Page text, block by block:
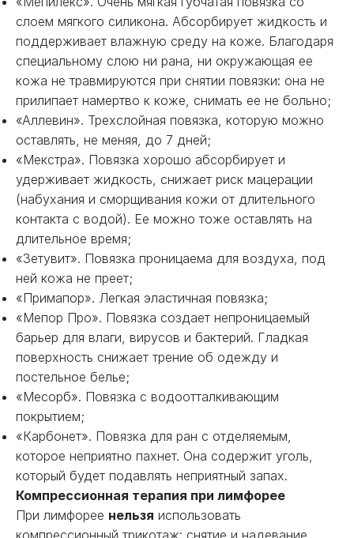
слоем мягкого силикона. Абсорбирует жидкость и
поддерживает влажную среду на коже. Благодаря
специальному слою ни рана, ни окружающая ее
кожа не травмируются при снятии повязки: она не
прилипает намертво к коже, снимать ее не больно;
«Аллевин». Трехслойная повязка, которую можно
оставлять, не меняя, до 7 дней;
«Мекстра». Повязка хорошо абсорбирует и
удерживает жидкость, снижает риск мацерации
(набухания и сморщивания кожи от длительного
контакта с водой). Ее можно тоже оставлять на
длительное время;
«Зетувит». Повязка проницаема для воздуха, под
ней кожа не преет;
«Примапор». Легкая эластичная повязка;
«Мепор Про». Повязка создает непроницаемый
барьер для влаги, вирусов и бактерий. Гладкая
поверхность снижает трение об одежду и
постельное белье;
«Месорб». Повязка с водоотталкивающим
покрытием;
«Карбонет». Повязка для ран с отделяемым,
которое неприятно пахнет. Она содержит уголь,
который будет подавлять неприятный запах.
Компрессионная терапия при лимфорее
При лимфорее нельзя использовать
компрессионный трикотаж: снятие и надевание